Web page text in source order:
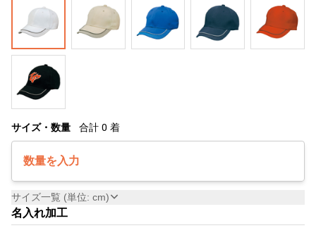
サイズ・数量 合計 0 着
数量を入力
サイズ一覧 (単位: cm)
名入れ加工